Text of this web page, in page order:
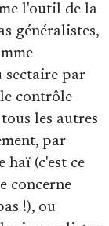
l'outil de la
généralistes,
sectaire par
contrôle
les autres
par
haï (c'est ce
concerne
!), ou